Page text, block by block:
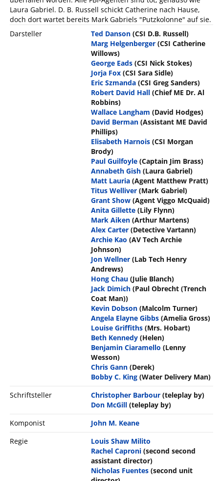
Laura Gabriel. D. B. Russell schickt Catherine nach Hause,
doch dort wartet bereits Mark Gabriels "Putzkolonne" auf sie.
Darsteller
Ted Danson (CSI D.B. Russell)
Marg Helgenberger (CSI Catherine
Willows)
George Eads (CSI Nick Stokes)
Jorja Fox (CSI Sara Sidle)
Eric Szmanda (CSI Greg Sanders)
Robert David Hall (Chief ME Dr. Al
Robbins)
Wallace Langham (David Hodges)
David Berman (Assistant ME David
Phillips)
Elisabeth Harnois (CSI Morgan
Brody)
Paul Guilfoyle (Captain Jim Brass)
Annabeth Gish (Laura Gabriel)
Matt Lauria (Agent Matthew Pratt)
Titus Welliver (Mark Gabriel)
Grant Show (Agent Viggo McQuaid)
Anita Gillette (Lily Flynn)
Mark Aiken (Arthur Martens)
Alex Carter (Detective Vartann)
Archie Kao (AV Tech Archie
Johnson)
Jon Wellner (Lab Tech Henry
Andrews)
Hong Chau (Julie Blanch)
Jack Dimich (Paul Obrecht (Trench
Coat Man))
Kevin Dobson (Malcolm Turner)
Angela Elayne Gibbs (Amelia Gross)
Louise Griffiths (Mrs. Hobart)
Beth Kennedy (Helen)
Benjamin Ciaramello (Lenny
Wesson)
Chris Gann (Derek)
Bobby C. King (Water Delivery Man)
Schriftsteller
Christopher Barbour (teleplay by)
Don McGill (teleplay by)
Komponist
John M. Keane
Regie
Louis Shaw Milito
Rachel Caproni (second second
assistant director)
Nicholas Fuentes (second unit